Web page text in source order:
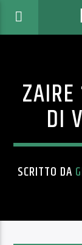
DI
SCRITTO DA